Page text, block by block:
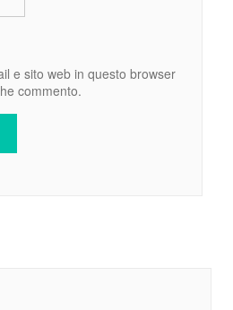
e sito web in questo browser
commento.